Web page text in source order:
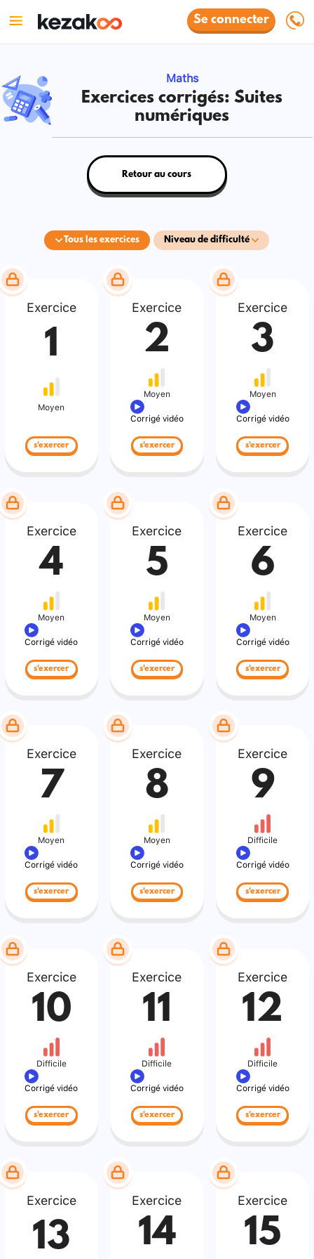
Se connecter
Maths
Exercices corrigés: Suites
numériques
Tous les exercices Niveau de difficulté
Retour au cours
Exercice
1
Moyen
s'exercer
Exercice
2
Moyen
Corrigé vidéo
s'exercer
Exercice
3
Moyen
Corrigé vidéo
s'exercer
Exercice
4
Moyen
Corrigé vidéo
s'exercer
Exercice
5
Moyen
Corrigé vidéo
s'exercer
Exercice
6
Moyen
Corrigé vidéo
s'exercer
Exercice
7
Moyen
Corrigé vidéo
s'exercer
Exercice
8
Moyen
Corrigé vidéo
s'exercer
Exercice
9
Difficile
Corrigé vidéo
s'exercer
Exercice
10
Difficile
Corrigé vidéo
s'exercer
Exercice
11
Difficile
Corrigé vidéo
s'exercer
Exercice
12
Difficile
Corrigé vidéo
s'exercer
Exercice
13
Exercice
14
Exercice
15